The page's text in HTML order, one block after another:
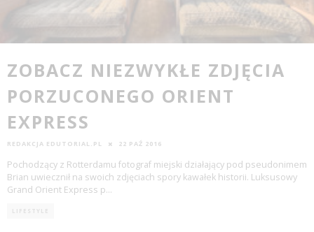
ZOBACZ NIEZWYKŁE ZDJĘCIA
PORZUCONEGO ORIENT
EXPRESS
REDAKCJA EDUTORIAL.PL 22 PAŹ 2016
Pochodzący z Rotterdamu fotograf miejski działający pod pseudonimem
Brian uwiecznił na swoich zdjęciach spory kawałek historii. Luksusowy
Grand Orient Express p...
LIFESTYLE